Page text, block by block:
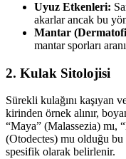
Uyuz Etkenleri:
akarlar ancak bu
Mantar
mantar sporları
2. Kulak Sitolojisi
Sürekli kulağını kaşıyan
kirinden örnek alınır,
“Maya” (Malassezia)
(Otodectes) mu olduğu bu
spesifik olarak belirlenir.